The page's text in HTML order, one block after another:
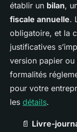
établir un bilan,
fiscale annuelle.
obligatoire, et la
justificatives
version papier ou
formalités
pour votre
les détails.
📄 Livre-